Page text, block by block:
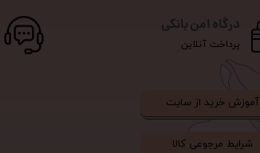
درگاه امن بانکی
پرداخت آنلاین
آموزش خرید از سایت
شرایط مرجوعی کالا